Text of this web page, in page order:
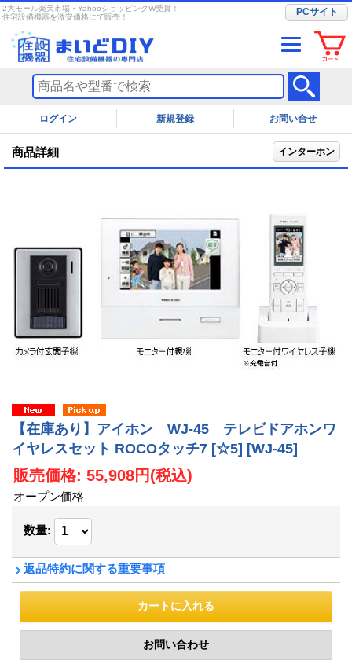
2大モール楽天市場・YahooショッピングW受賞！
住宅設備機器を激安価格にて販売！
PCサイト
ログイン お問い合せ
商品詳細 インターホン
【在庫あり】アイホン WJ-45 テレビドアホンワ
イヤレスセット ROCOタッチ7 [☆5] [WJ-45]
販売価格: 55,908円(税込)
オープン価格
数量:
返品特約に関する重要事項